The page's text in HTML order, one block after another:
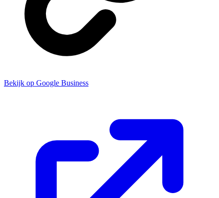
Bekijk op Google Business